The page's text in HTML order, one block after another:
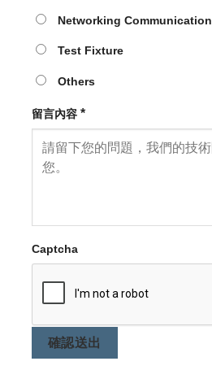
Networking Communication
Test Fixture
Others
留言內容*
Captcha
確認送出